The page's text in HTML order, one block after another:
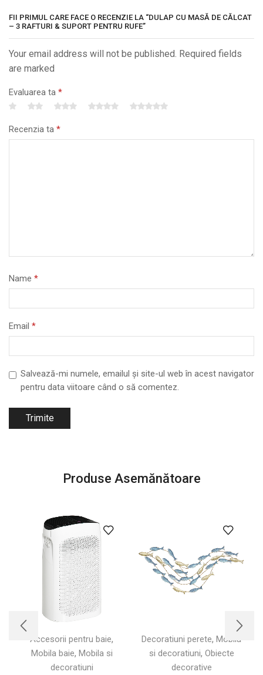
FII PRIMUL CARE FACE O RECENZIE LA “DULAP CU MASĂ DE CĂLCAT
– 3 RAFTURI & SUPORT PENTRU RUFE”
Your email address will not be published. Required fields
are marked
Evaluarea ta *
Recenzia ta *
Name *
Email *
Salvează-mi numele, emailul și site-ul web în acest navigator
pentru data viitoare când o să comentez.
Produse Asemănătoare
Accesorii pentru baie,
Mobila baie, Mobila si
decoratiuni
Decoratiuni perete, Mobila
si decoratiuni, Obiecte
decorative